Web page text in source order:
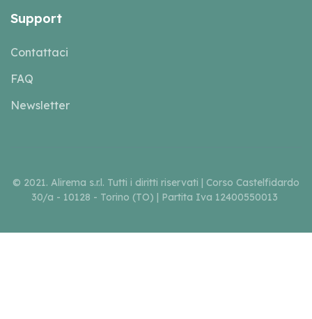
Support
Contattaci
FAQ
Newsletter
© 2021. Alirema s.r.l. Tutti i diritti riservati | Corso Castelfidardo
30/a - 10128 - Torino (TO) | Partita Iva 12400550013